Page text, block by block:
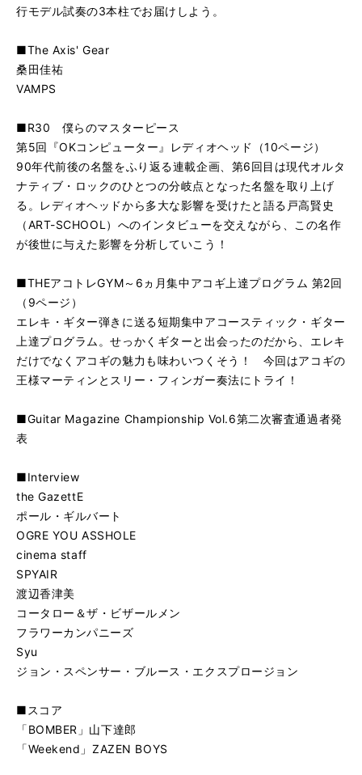
行モデル試奏の3本柱でお届けしよう。
■The Axis' Gear
桑田佳祐
VAMPS
■R30 僕らのマスターピース
第5回『OKコンピューター』レディオヘッド（10ページ）
90年代前後の名盤をふり返る連載企画、第6回目は現代オルタ
ナティブ・ロックのひとつの分岐点となった名盤を取り上げ
る。レディオヘッドから多大な影響を受けたと語る戸高賢史
（ART-SCHOOL）へのインタビューを交えながら、この名作
が後世に与えた影響を分析していこう！
■THEアコトレGYM～6ヵ月集中アコギ上達プログラム 第2回
（9ページ）
エレキ・ギター弾きに送る短期集中アコースティック・ギター
上達プログラム。せっかくギターと出会ったのだから、エレキ
だけでなくアコギの魅力も味わいつくそう！ 今回はアコギの
王様マーティンとスリー・フィンガー奏法にトライ！
■Guitar Magazine Championship Vol.6第二次審査通過者発
表
■Interview
the GazettE
ポール・ギルバート
OGRE YOU ASSHOLE
cinema staff
SPYAIR
渡辺香津美
コータロー＆ザ・ビザールメン
フラワーカンパニーズ
Syu
ジョン・スペンサー・ブルース・エクスプロージョン
■スコア
「BOMBER」山下達郎
「Weekend」ZAZEN BOYS